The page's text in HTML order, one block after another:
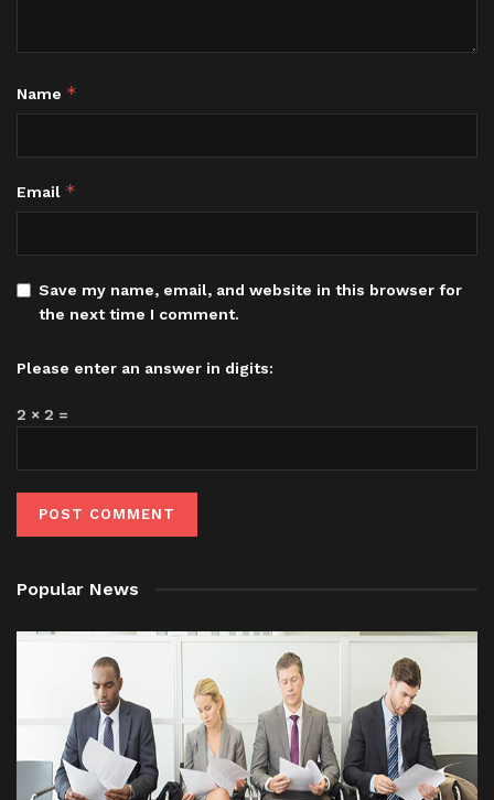
Name *
Email *
Save my name, email, and website in this browser for
the next time I comment.
Please enter an answer in digits:
2 × 2 =
Popular News